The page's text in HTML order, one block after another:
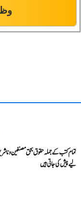
تمام کتب کے جملہ حقوق بحق مصنفین و
لیے پیش کی جاتی ہیں